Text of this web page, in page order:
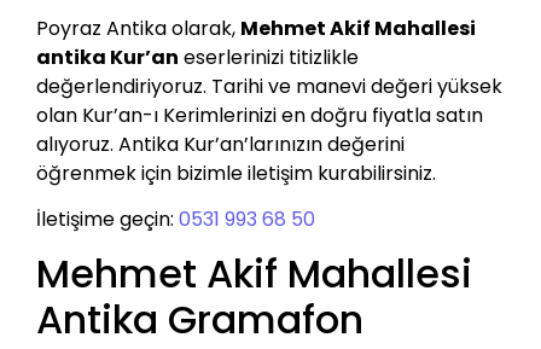
Poyraz Antika olarak, Mehmet Akif Mahallesi
antika Kur’an eserlerinizi titizlikle
değerlendiriyoruz. Tarihi ve manevi değeri yüksek
olan Kur’an-ı Kerimlerinizi en doğru fiyatla satın
alıyoruz. Antika Kur’an’larınızın değerini
öğrenmek için bizimle iletişim kurabilirsiniz.
İletişime geçin: 0531 993 68 50
Mehmet Akif Mahallesi
Antika Gramafon